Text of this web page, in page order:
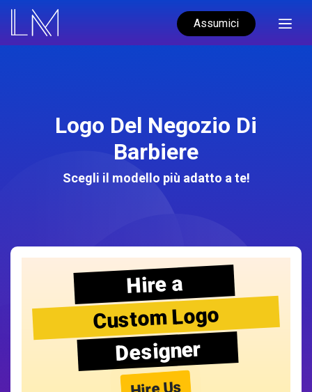
Assumici
Logo Del Negozio Di
Barbiere
Scegli il modello più adatto a te!
Hire a
Custom Logo
Designer